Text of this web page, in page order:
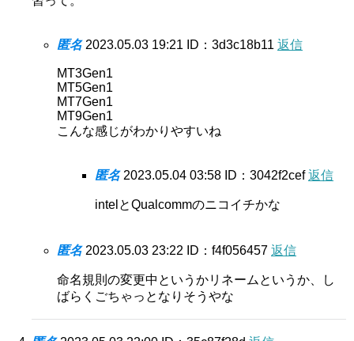
匿名 2023.05.03 19:21 ID：3d3c18b11 返信
MT3Gen1
MT5Gen1
MT7Gen1
MT9Gen1
こんな感じがわかりやすいね
匿名 2023.05.04 03:58 ID：3042f2cef返信
intelとQualcommのニコイチかな
匿名 2023.05.03 23:22 ID：f4f056457 返信
命名規則の変更中というかリネームというか、し
ばらくごちゃっとなりそうやな